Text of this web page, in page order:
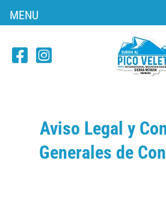
Aviso Legal y
Generales de
MENU